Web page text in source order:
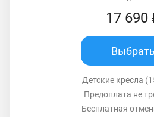
17 690
Выбрать
Детские кресла
Предоплата не
Бесплатная